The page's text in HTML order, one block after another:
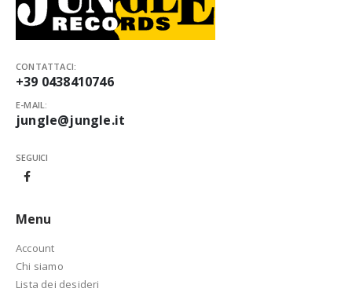
CONTATTACI:
+39 0438410746
E-MAIL:
jungle@jungle.it
SEGUICI
Menu
Account
Chi siamo
Lista dei desideri